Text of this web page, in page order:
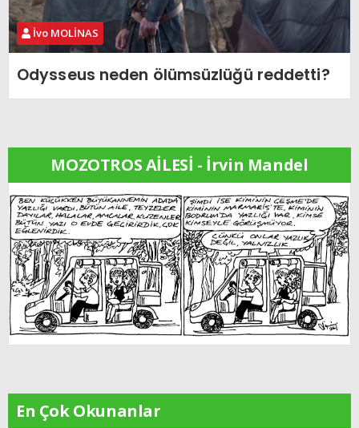
İvo MOLİNAS
Odysseus neden ölümsüzlüğü reddetti?
MOZOTROS AİLESİ - İrvin Mandel
En Çok Okunanlar